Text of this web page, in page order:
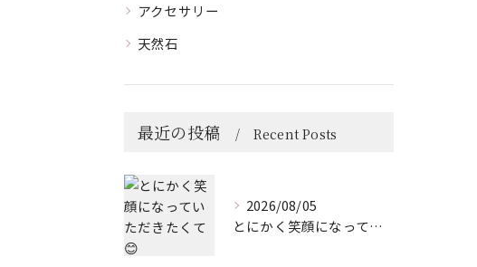
アクセサリー
天然石
最近の投稿 Recent Posts
2026/08/05
とにかく笑顔になっていただきたくて😊